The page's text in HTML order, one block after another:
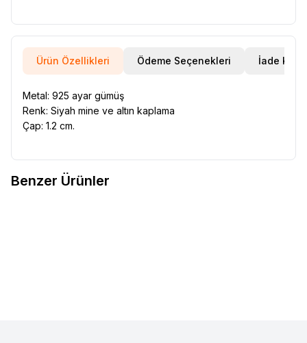
Ürün Özellikleri Ödeme Seçenekleri İade
Metal: 925 ayar gümüş
Renk: Siyah mine ve altın kaplama
Çap: 1.2 cm.
Benzer Ürünler